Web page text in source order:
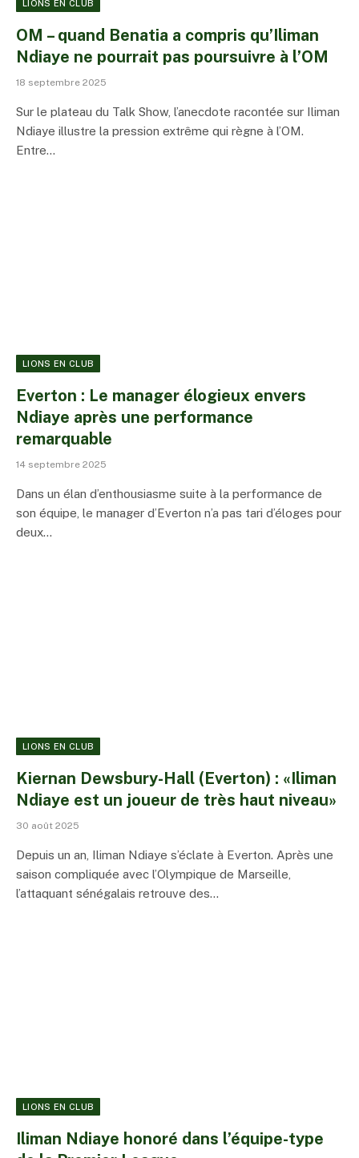
LIONS EN CLUB
OM – quand Benatia a compris qu’Iliman
Ndiaye ne pourrait pas poursuivre à l’OM
18 septembre 2025
Sur le plateau du Talk Show, l’anecdote racontée sur Iliman
Ndiaye illustre la pression extrême qui règne à l’OM.
Entre…
LIONS EN CLUB
Everton : Le manager élogieux envers
Ndiaye après une performance
remarquable
14 septembre 2025
Dans un élan d’enthousiasme suite à la performance de
son équipe, le manager d’Everton n’a pas tari d’éloges pour
deux…
LIONS EN CLUB
Kiernan Dewsbury-Hall (Everton) : «Iliman
Ndiaye est un joueur de très haut niveau»
30 août 2025
Depuis un an, Iliman Ndiaye s’éclate à Everton. Après une
saison compliquée avec l’Olympique de Marseille,
l’attaquant sénégalais retrouve des…
LIONS EN CLUB
Iliman Ndiaye honoré dans l’équipe-type